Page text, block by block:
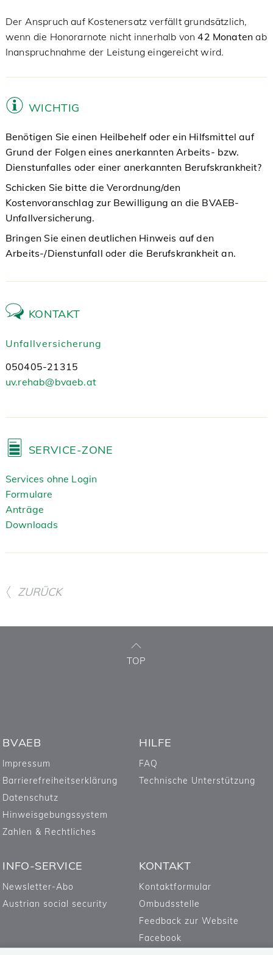
Der Anspruch auf Kostenersatz verfällt grundsätzlich,
wenn die Honorarnote nicht innerhalb von42 Monaten ab
Inanspruchnahme der Leistung eingereicht wird.
WICHTIG
Benötigen Sie einen Heilbehelf oder ein Hilfsmittel auf
Grund der Folgen eines anerkannten Arbeits- bzw.
Dienstunfalles oder einer anerkannten Berufskrankheit?
Schicken Sie bitte die Verordnung/den
Kostenvoranschlag zur Bewilligung an die BVAEB-
Unfallversicherung.
Bringen Sie einendeutlichen Hinweis auf den
Arbeits-/Dienstunfall oder die Berufskrankheit an.
KONTAKT
Unfallversicherung
050405-21315
uv.rehab@bvaeb.at
SERVICE-ZONE
Services ohne Login
Formulare
Anträge
Downloads
ZURÜCK
TOP
BVAEB
Impressum
Barrierefreiheitserklärung
Datenschutz
Hinweisgebungssystem
Zahlen & Rechtliches
HILFE
FAQ
Technische Unterstützung
INFO-SERVICE
Newsletter-Abo
Austrian social security
KONTAKT
Kontaktformular
Ombudsstelle
Feedback zur Website
Facebook